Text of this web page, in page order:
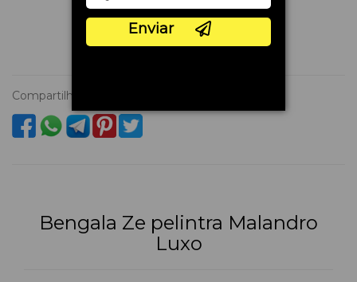
Compartilhe
Bengala Ze pelintra Malandro
Luxo